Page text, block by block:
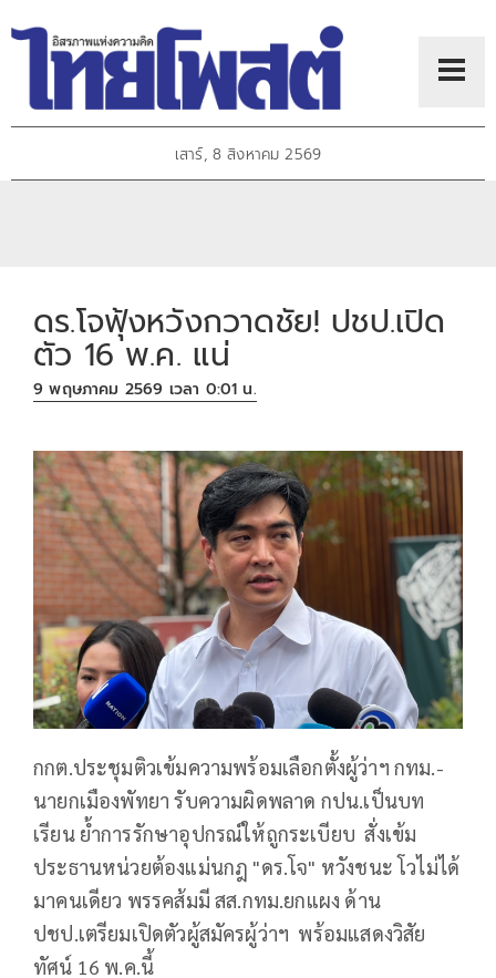
เสาร์, 8 สิงหาคม 2569
ดร.โจฟุ้งหวังกวาดชัย! ปชป.เปิด
ตัว 16 พ.ค. แน่
9 พฤษภาคม 2569 เวลา 0:01 น.
กกต.ประชุมติวเข้มความพร้อมเลือกตั้งผู้ว่าฯ กทม.-
นายกเมืองพัทยา รับความผิดพลาด กปน.เป็นบท
เรียน ย้ำการรักษาอุปกรณ์ให้ถูกระเบียบ สั่งเข้ม
ประธานหน่วยต้องแม่นกฎ "ดร.โจ" หวังชนะ โวไม่ได้
มาคนเดียว พรรคส้มมี สส.กทม.ยกแผง ด้าน
ปชป.เตรียมเปิดตัวผู้สมัครผู้ว่าฯ พร้อมแสดงวิสัย
ทัศน์ 16 พ.ค.นี้